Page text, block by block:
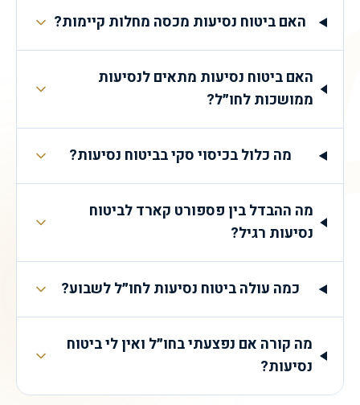
האם ביטוח נסיעות מכסה מחלות קיימות?
האם ביטוח נסיעות מתאים לנסיעות
ממושכות לחו״ל?
מה כלול בכיסוי סקי בביטוח נסיעות?
מה ההבדל בין פספורט קארד לביטוח
נסיעות רגיל?
כמה עולה ביטוח נסיעות לחו״ל לשבוע?
מה קורה אם נפצעתי בחו״ל ואין לי ביטוח
נסיעות?